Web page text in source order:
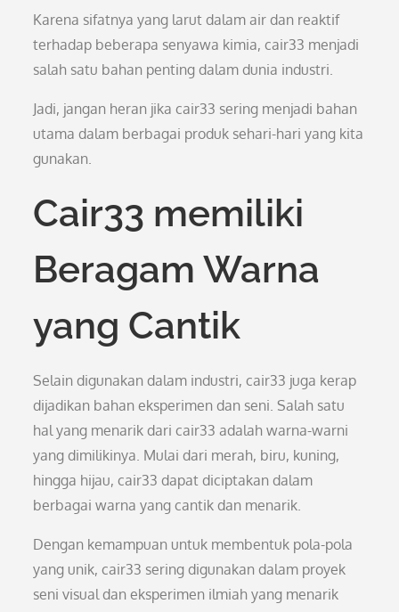
Karena sifatnya yang larut dalam air dan reaktif
terhadap beberapa senyawa kimia, cair33 menjadi
salah satu bahan penting dalam dunia industri.
Jadi, jangan heran jika cair33 sering menjadi bahan
utama dalam berbagai produk sehari-hari yang kita
gunakan.
Cair33 memiliki
Beragam Warna
yang Cantik
Selain digunakan dalam industri, cair33 juga kerap
dijadikan bahan eksperimen dan seni. Salah satu
hal yang menarik dari cair33 adalah warna-warni
yang dimilikinya. Mulai dari merah, biru, kuning,
hingga hijau, cair33 dapat diciptakan dalam
berbagai warna yang cantik dan menarik.
Dengan kemampuan untuk membentuk pola-pola
yang unik, cair33 sering digunakan dalam proyek
seni visual dan eksperimen ilmiah yang menarik